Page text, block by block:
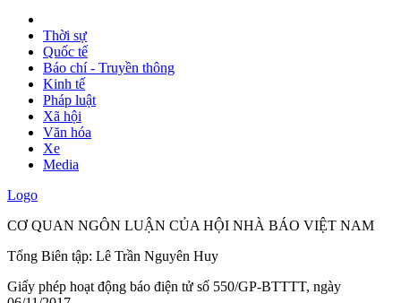
Thời sự
Quốc tế
Báo chí - Truyền thông
Kinh tế
Pháp luật
Xã hội
Văn hóa
Xe
Media
Logo
CƠ QUAN NGÔN LUẬN CỦA HỘI NHÀ BÁO VIỆT NAM
Tổng Biên tập: Lê Trần Nguyên Huy
Giấy phép hoạt động báo điện tử số 550/GP-BTTTT, ngày